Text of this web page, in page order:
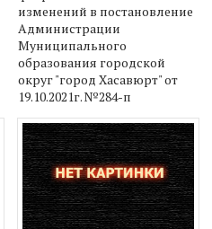
изменений в постановление
Администрации
Муниципального
образования городской
округ "город Хасавюрт" от
19.10.2021г. №284-п